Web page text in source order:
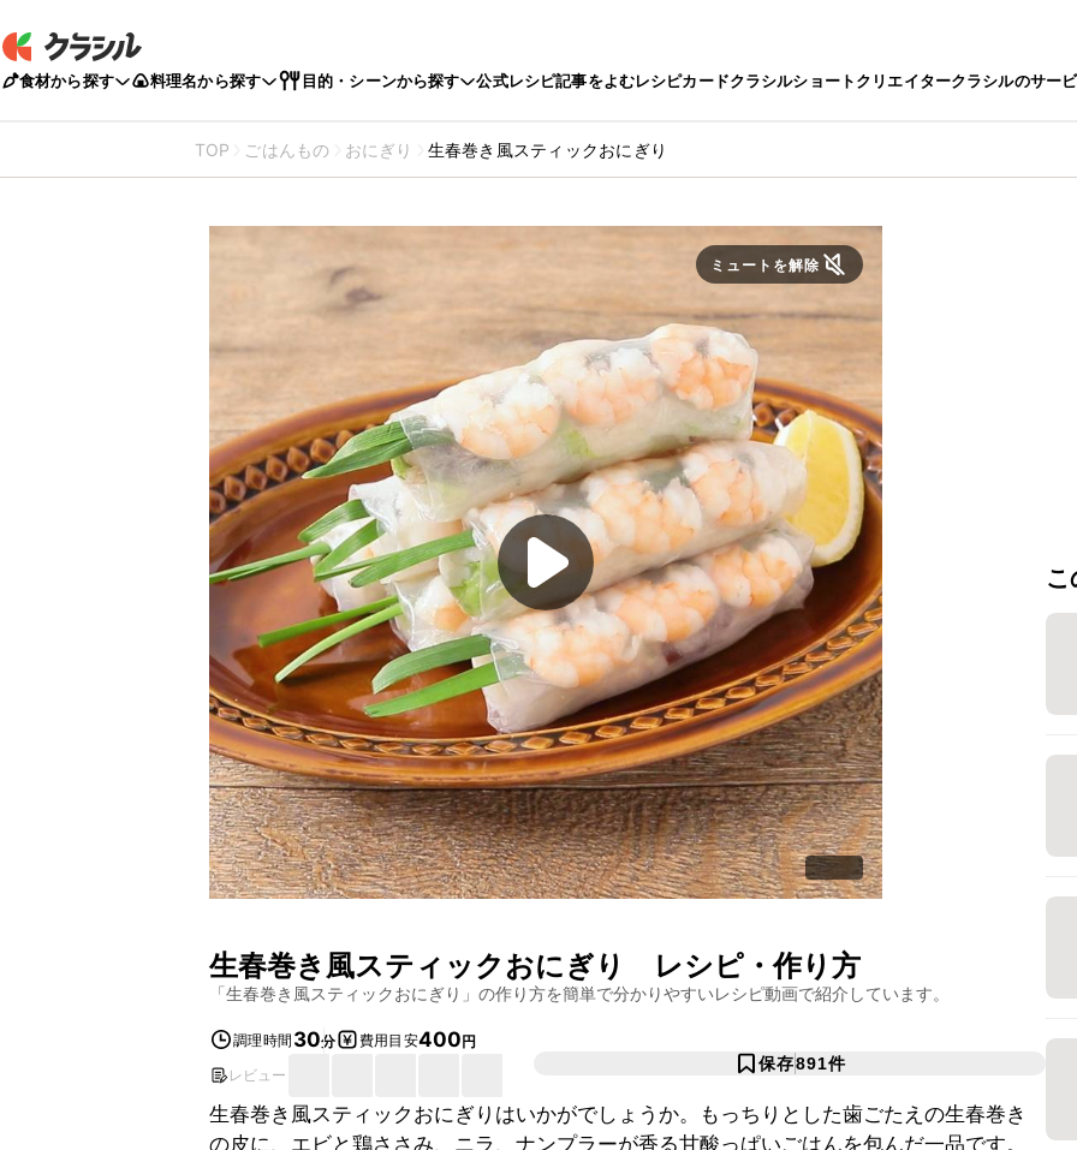
食材から探す 料理名から探す 目的・シーンから探す 公式レシピ記事をよむレシピカードクラシルショートクリエイタークラシルのサー
TOP ごはんもの おにぎり 生春巻き風スティックおにぎり
ミュートを解除
生春巻き風スティックおにぎり レシピ・作り方
「生春巻き風スティックおにぎり 」の作り方を簡単で分かりやすいレシピ動画で紹介しています。
調理時間 30分 費用目安400円
レビュー
保存891件
生春巻き風スティックおにぎりはいかがでしょうか。もっちりとした歯ごたえの生春巻き
の皮に、エビと鶏ささみ、ニラ、ナンプラーが香る甘酸っぱいごはんを包んだ一品です。